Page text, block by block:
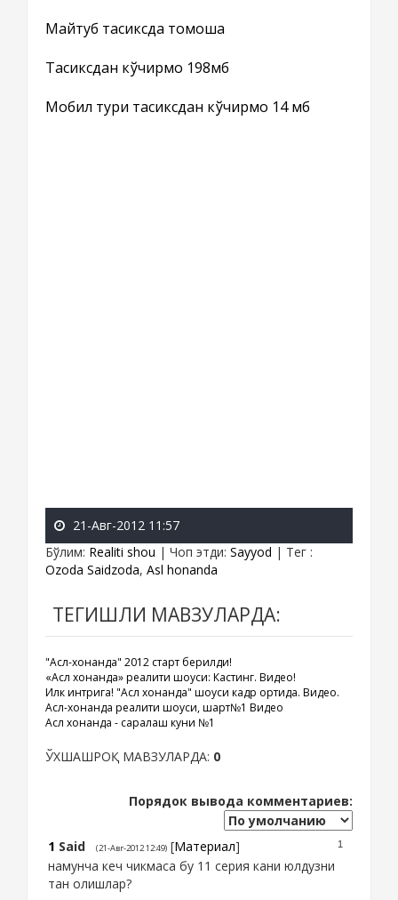
Майтуб тасиксда томоша
Тасиксдан кўчирмоқ 198мб
Мобил тури тасиксдан кўчирмоқ 14 мб
21-Авг-2012 11:57
Бўлим: Realiti shou | Чоп этди: Sayyod | Тег :
Ozoda Saidzoda, Asl honanda
ТЕГИШЛИ МАВЗУЛАРДА:
"Асл-хонанда" 2012 старт берилди!
«Асл хонанда» реалити шоуси: Кастинг. Видео!
Илк интрига! "Асл хонанда" шоуси кадр ортида. Видео.
Асл-хонанда реалити шоуси, шарт№1 Видео
Асл хонанда - саралаш куни №1
ЎХШАШРОҚ МАВЗУЛАРДА: 0
Порядок вывода комментариев:
1
1 Said (21-Авг-2012 12:49) [Материал]
намунча кеч чикмаса бу 11 серия кани юлдузни
тан олишлар?